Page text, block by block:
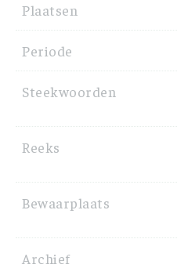
Plaatsen
Periode
Steekwoorden
Reeks
Bewaarplaats
Archief